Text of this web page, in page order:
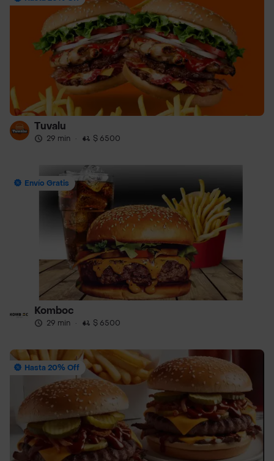
Tuvalu
29 min · $ 6500
Envío Gratis
Komboc
29 min · $ 6500
Hasta 20% Off